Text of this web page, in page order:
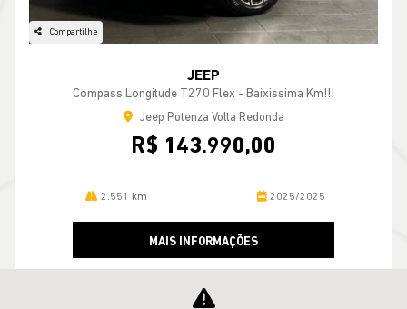
Jeep Potenza Volta Redonda
R$ 143.990,00
2.551 km 2025/2025
MAIS INFORMAÇÕES
VER TODOS OS VEÍCULOS RELACIONADOS